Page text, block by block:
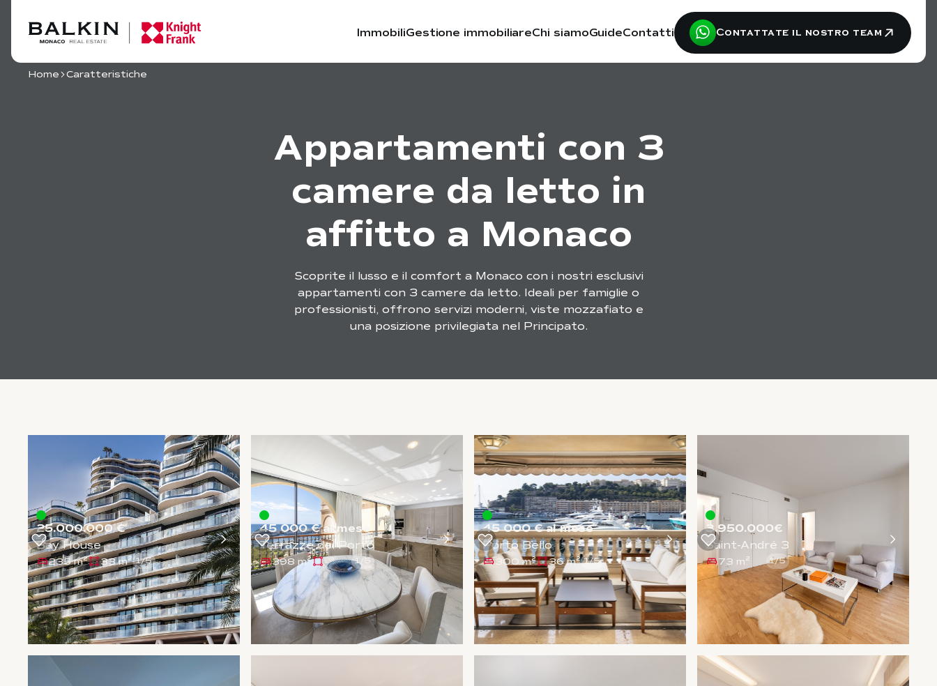
ImmobiliGestione immobiliareChi siamoGuideContatti Contattate il nostro team
Home Caratteristiche
Appartamenti con 3
camere da letto in
affitto a Monaco
Scoprite il lusso e il comfort a Monaco con i nostri esclusivi
appartamenti con 3 camere da letto. Ideali per famiglie o
professionisti, offrono servizi moderni, viste mozzafiato e
una posizione privilegiata nel Principato.
25.000.000 €
Bay House
235 m² 33 m² 1/5
45 000 € al mese
Terrazze del Porto
398 m² - 1/ 5
45 000 € al mese
Porto Bello
300 m² 36 m² 1/5
3.950.000€
Saint-André 3
73 m² 1/5